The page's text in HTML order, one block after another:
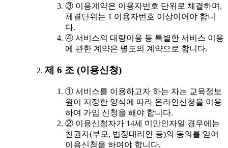
③ 이용계약은 이용자번호 단위로 체결하며,
체결단위는 1 이용자번호 이상이어야 합니
다.
④ 서비스의 대량이용 등 특별한 서비스 이용
에 관한 계약은 별도의 계약으로 합니다.
제 6 조 (이용신청)
① 서비스를 이용하고자 하는 자는 교육정보
원이 지정한 양식에 따라 온라인신청을 이용
하여 가입 신청을 해야 합니다.
② 이용신청자가 14세 미만인자일 경우에는
친권자(부모, 법정대리인 등)의 동의를 얻어
이용신청을 하여야 합니다.